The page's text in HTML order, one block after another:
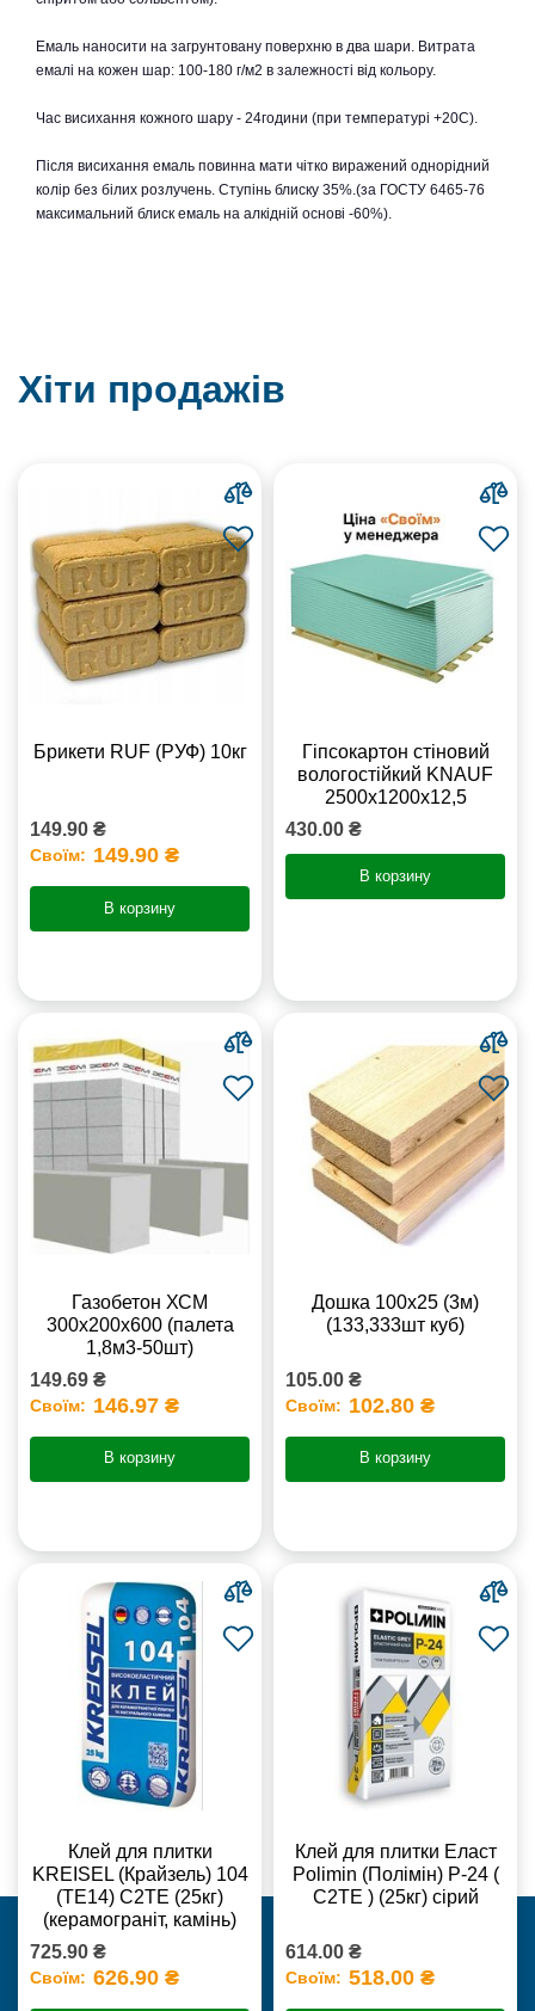
Емаль наносити на загрунтовану поверхню в два шари. Витрата
емалі на кожен шар: 100-180 г/м2 в залежності від кольору.
Час висихання кожного шару - 24години (при температурі +20С).
Після висихання емаль повинна мати чітко виражений однорідний
колір без білих розлучень. Ступінь блиску 35%.(за ГОСТУ 6465-76
максимальний блиск емаль на алкідній основі -60%).
Хіти продажів
Брикети RUF (РУФ) 10кг
149.90 ₴
Своїм: 149.90 ₴
В корзину
Гіпсокартон стіновий
вологостійкий KNAUF
2500х1200х12,5
430.00 ₴
В корзину
Газобетон ХСМ
300x200x600 (палета
1,8м3-50шт)
149.69 ₴
Своїм: 146.97 ₴
В корзину
Дошка 100х25 (3м)
(133,333шт куб)
105.00 ₴
Своїм: 102.80 ₴
В корзину
Клей для плитки
KREISEL (Крайзель) 104
(ТЕ14) С2TE (25кг)
(керамограніт, камінь)
725.90 ₴
Своїм: 626.90 ₴
Клей для плитки Еласт
Polimin (Полімін) Р-24 (
С2ТЕ ) (25кг) сірий
614.00 ₴
Своїм: 518.00 ₴